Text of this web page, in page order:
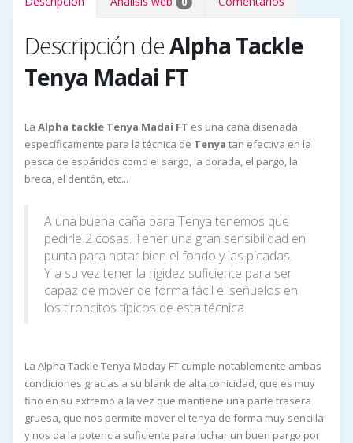
Descripción deAlpha Tackle
Tenya Madai FT
La Alpha tackle Tenya Madai FT es una caña diseñada
específicamente para la técnica de Tenya tan efectiva en la
pesca de espáridos como el sargo, la dorada, el pargo, la
breca, el dentón, etc...
A una buena caña para Tenya tenemos que
pedirle 2 cosas. Tener una gran sensibilidad en
punta para notar bien el fondo y las picadas.
Y a su vez tener la rigidez suficiente para ser
capaz de mover de forma fácil el señuelos en
los tironcitos típicos de esta técnica.
La Alpha Tackle Tenya Maday FT cumple notablemente ambas
condiciones gracias a su blank de alta conicidad, que es muy
fino en su extremo a la vez que mantiene una parte trasera
gruesa, que nos permite mover el tenya de forma muy sencilla
y nos da la potencia suficiente para luchar un buen pargo por